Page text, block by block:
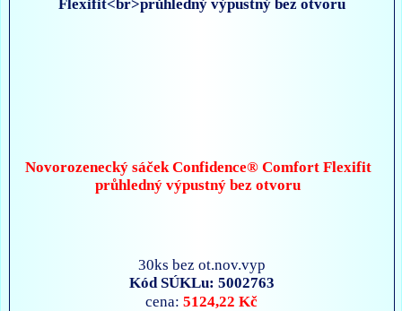
Novorozenecký sáček Confidence® Comfort Flexifit
průhledný výpustný bez otvoru
30ks bez ot.nov.vyp
Kód SÚKLu: 5002763
cena:5124,22 Kč